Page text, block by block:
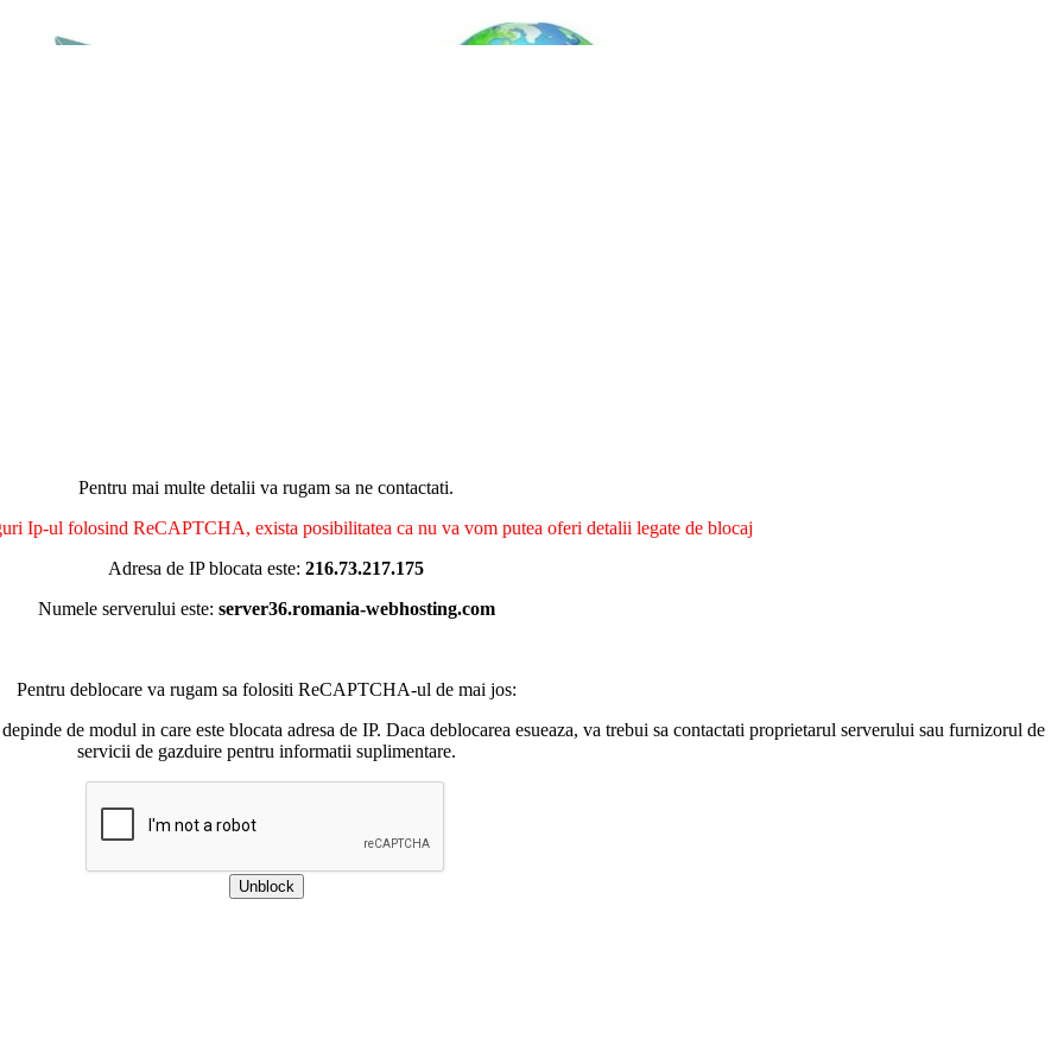
Pentru mai multe detalii va rugam sa ne contactati.
Ip-ul folosind ReCAPTCHA, exista posibilitatea ca nu va vom putea oferi detalii legate de blocaj
Adresa de IP blocata este: 216.73.217.175
Numele serverului este: server36.romania-webhosting.com
Pentru deblocare va rugam sa folositi ReCAPTCHA-ul de mai jos:
de modul in care este blocata adresa de IP. Daca deblocarea esueaza, va trebui sa contactati proprietarul serverului sau furnizorul de
servicii de gazduire pentru informatii suplimentare.